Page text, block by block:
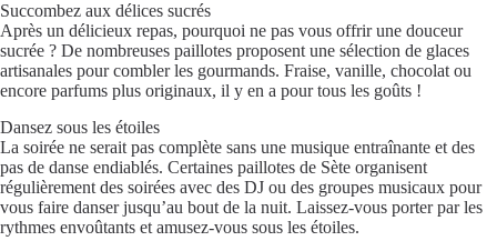
Succombez aux délices sucrés
Après un délicieux repas, pourquoi ne pas vous offrir une douceur
sucrée ? De nombreuses paillotes proposent une sélection de glaces
artisanales pour combler les gourmands. Fraise, vanille, chocolat ou
encore parfums plus originaux, il y en a pour tous les goûts !
Dansez sous les étoiles
La soirée ne serait pas complète sans une musique entraînante et des
pas de danse endiablés. Certaines paillotes de Sète organisent
régulièrement des soirées avec des DJ ou des groupes musicaux pour
vous faire danser jusqu’au bout de la nuit. Laissez-vous porter par les
rythmes envoûtants et amusez-vous sous les étoiles.